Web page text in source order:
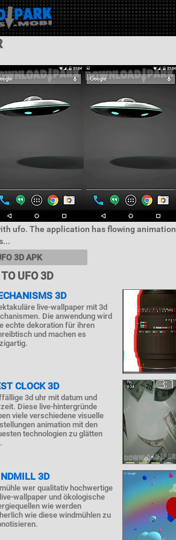
ufo. The application has flowing animation
3D APK
UFO 3D
3D
live-wallpaper mit 3d
Die anwendung wird
echte dekoration für ihren
und machen es
CLOCK 3D
3d uhr mit datum und
Diese live-hintergründe
viele verschiedene visuelle
animation mit den
technologien zu glätten
3D
wer qualitativ hochwertige
wallpaper und ökologische
wie werden
wie diese windmühlen zu